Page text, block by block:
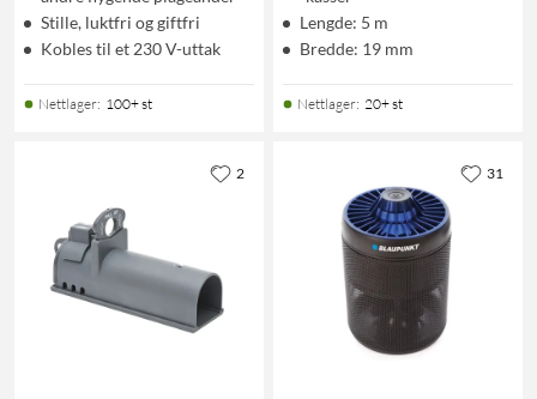
Stille, luktfri og giftfri
Kobles til et 230 V-uttak
Nettlager: 100+ st
Lengde: 5 m
Bredde: 19 mm
Nettlager: 20+ st
2 31